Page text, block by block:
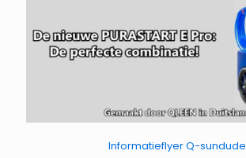
Informatieflyer Q-sundude